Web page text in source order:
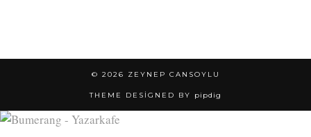
© 2026 ZEYNEP CANSOYLU
THEME DESIGNED BY pipdig